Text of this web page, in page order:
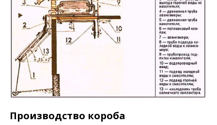
Производство короба